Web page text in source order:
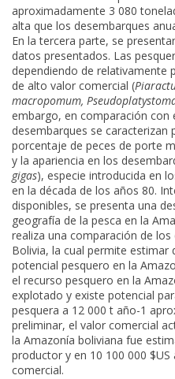
aproximadamente 3 080
alta que los desembarques
En la tercera parte, se
datos presentados. Las
dependiendo de relativamente
de alto valor comercial (
macropomum,
embargo, en comparación con
desembarques se caracterizan
porcentaje de peces de porte
y la apariencia en los
gigas), especie introducida en
en la década de los años 80.
disponibles, se presenta una
geografía de la pesca en la
realiza una comparación de
Bolivia, la cual permite estimar
potencial pesquero en la
el recurso pesquero en la
explotado y existe potencial
pesquera a 12 000 t año-1
preliminar, el valor comercial
la Amazonía boliviana fue
productor y en 10 100 000
comercial.